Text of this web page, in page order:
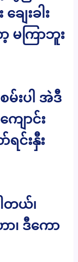
ျေးခါး
မကြာဘူး
မ်းပါ အဲဒီ
ောင်း
င်းနှီး
တယ်၊
ာ၊ ဒီကော